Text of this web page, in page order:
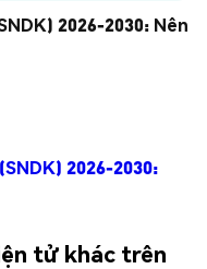
2026-2030: Nên
2026-2030:
tử khác trên